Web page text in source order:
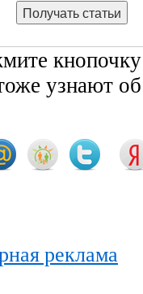
узнают
реклама